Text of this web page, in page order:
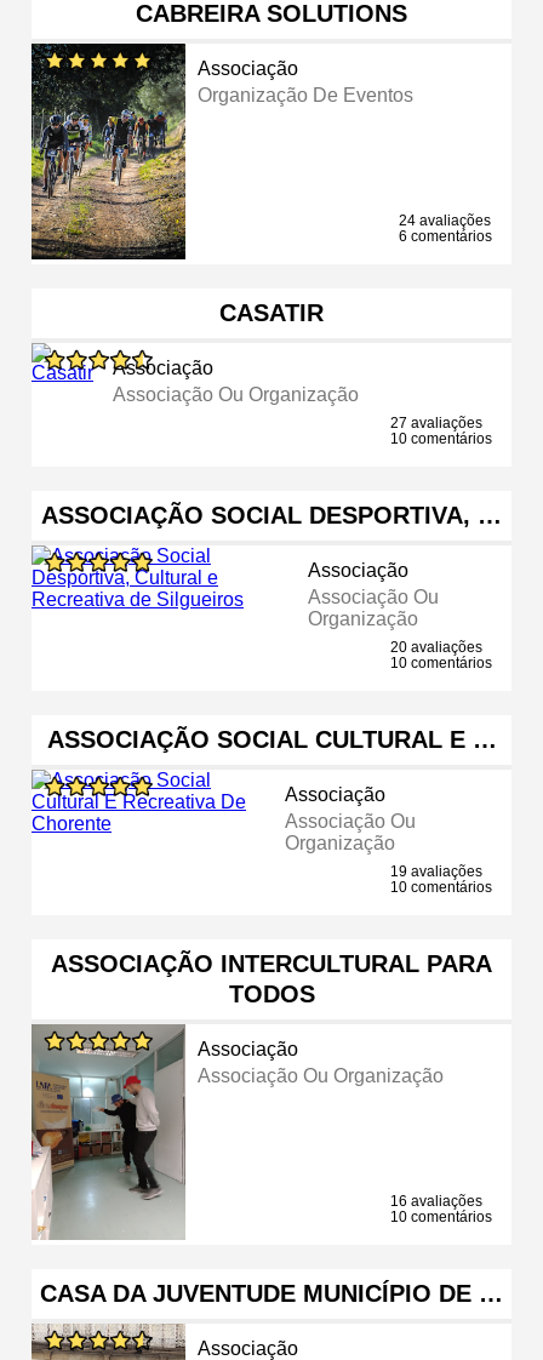
CABREIRA SOLUTIONS
Associação
Organização De Eventos
24 avaliações
6 comentários
CASATIR
Associação
Associação Ou Organização
27 avaliações
10 comentários
ASSOCIAÇÃO SOCIAL DESPORTIVA, …
Associação
Associação Ou
Organização
20 avaliações
10 comentários
ASSOCIAÇÃO SOCIAL CULTURAL E …
Associação
Associação Ou
Organização
19 avaliações
10 comentários
ASSOCIAÇÃO INTERCULTURAL PARA
TODOS
Associação
Associação Ou Organização
16 avaliações
10 comentários
CASA DA JUVENTUDE MUNICÍPIO DE …
Associação